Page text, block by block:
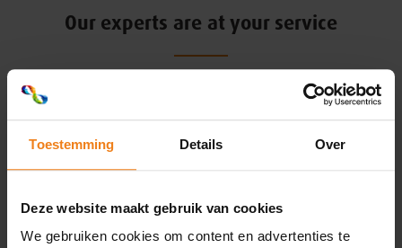
Toestemming Details Over
Deze website maakt gebruik van cookies
We gebruiken cookies om content en advertenties te
Our experts are at your service
053 428 24 28